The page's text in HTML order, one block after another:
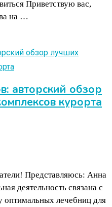
Приветствую вас,
на …
авторский обзор
курорта
Представляюсь: Анна
деятельность связана с
оптимальных лечебниц для